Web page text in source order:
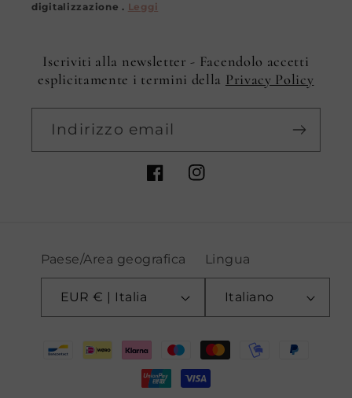
digitalizzazione . Leggi
Iscriviti alla newsletter - Facendolo accetti
esplicitamente i termini della Privacy Policy
Indirizzo email
FacebookInstagram
Paese/Area geografica
EUR € | Italia
Lingua
Italiano
Metodi